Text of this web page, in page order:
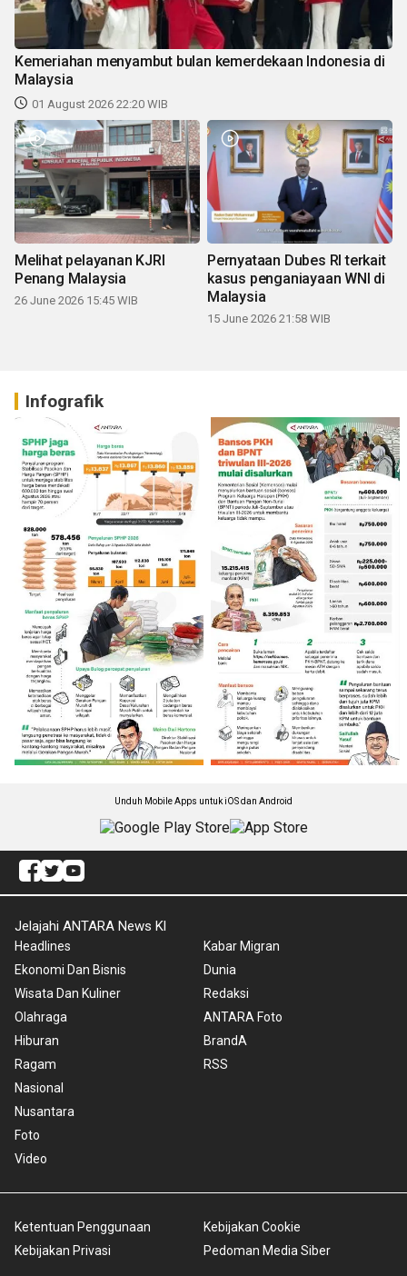
Kemeriahan menyambut bulan kemerdekaan Indonesia di
Malaysia
01 August 2026 22:20 WIB
Melihat pelayanan KJRI
Penang Malaysia
26 June 2026 15:45 WIB
Pernyataan Dubes RI terkait
kasus penganiayaan WNI di
Malaysia
15 June 2026 21:58 WIB
Infografik
Unduh Mobile Apps untuk iOS dan Android
Jelajahi ANTARA News Kl
Headlines
Ekonomi Dan Bisnis
Wisata Dan Kuliner
Olahraga
Hiburan
Ragam
Nasional
Nusantara
Foto
Video
Kabar Migran
Dunia
Redaksi
ANTARA Foto
BrandA
RSS
Ketentuan Penggunaan
Kebijakan Privasi
Kebijakan Cookie
Pedoman Media Siber